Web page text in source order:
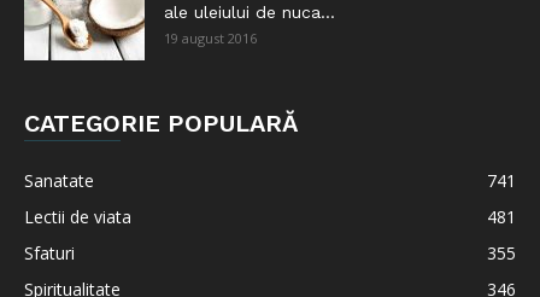
ale uleiului de nuca...
19 august 2016
CATEGORIE POPULARĂ
Sanatate
741
Lectii de viata
481
Sfaturi
355
Spiritualitate
346